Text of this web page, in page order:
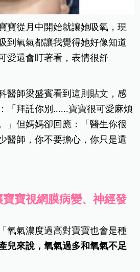
寶從月中開始就讓她吸氧，現
到氧氣都讓我覺得她好像知道
愛還會盯著看，表情很舒
醫師梁盛賓看到這則貼文，感
「拜託你別......寶寶很可愛麻煩
」但媽媽卻回應：「醫生你很
醫師，你不要擔心，你只是還
寶視網膜病變、神經發
氧氣濃度過高對寶寶也會是種
兒來說，氧氣過多和氧氣不足